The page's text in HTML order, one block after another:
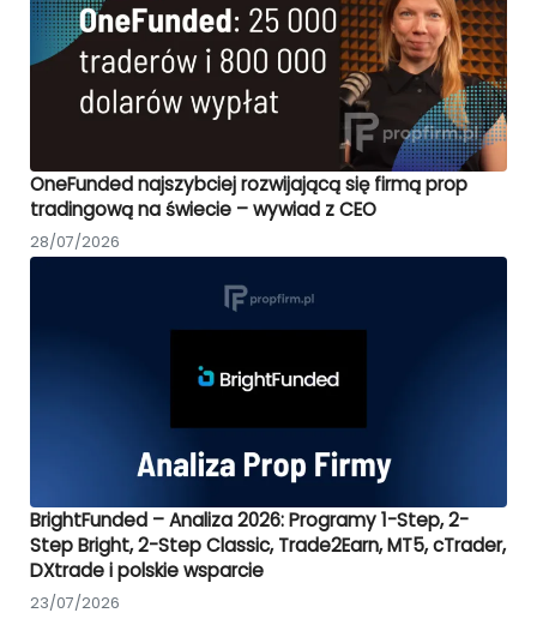
OneFunded najszybciej rozwijającą się firmą prop
tradingową na świecie – wywiad z CEO
28/07/2026
BrightFunded – Analiza 2026: Programy 1-Step, 2-
Step Bright, 2-Step Classic, Trade2Earn, MT5, cTrader,
DXtrade i polskie wsparcie
23/07/2026